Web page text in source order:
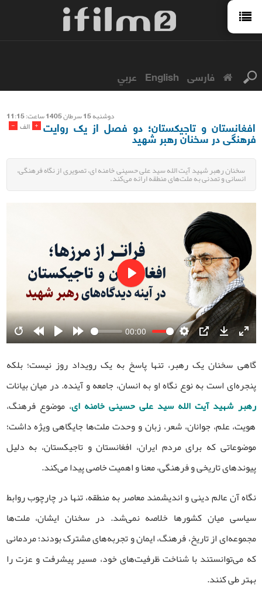
فارسی English عربي
دوشنبه 15 سرطان 1405 ساعت: 11:15
- الف + افغانستان و تاجیکستان؛ دو فصل از یک روایت
فرهنگی در سخنان رهبر شهید
سخنان رهبر شهید آیت الله سید علی حسینی خامنه ای، تصویری از نگاه فرهنگی،
انسانی و تمدنی به ملت‌های منطقه ارائه می‌کند.
RestartRewindPlay Forward
00:00
Settings
PIP Download
Play
گاهی سخنان یک رهبر، تنها پاسخ به یک رویداد روز نیست؛ بلکه
پنجره‌ای است به نوع نگاه او به انسان، جامعه و آینده. در میان بیانات
رهبر شهید آیت الله سید علی حسینی خامنه ای، موضوع فرهنگ،
هویت، علم، جوانان، شعر، زبان و وحدت ملت‌ها جایگاهی ویژه داشت؛
موضوعاتی که برای مردم ایران، افغانستان و تاجیکستان، به دلیل
پیوندهای تاریخی و فرهنگی، معنا و اهمیت خاصی پیدا می‌کند.
نگاه آن عالم دینی و اندیشمند معاصر به منطقه، تنها در چارچوب روابط
سیاسی میان کشورها خلاصه نمی‌شد. در سخنان ایشان، ملت‌ها
مجموعه‌ای از تاریخ، فرهنگ، ایمان و تجربه‌های مشترک بودند؛ مردمانی
که می‌توانستند با شناخت ظرفیت‌های خود، مسیر پیشرفت و عزت را
بهتر طی کنند.